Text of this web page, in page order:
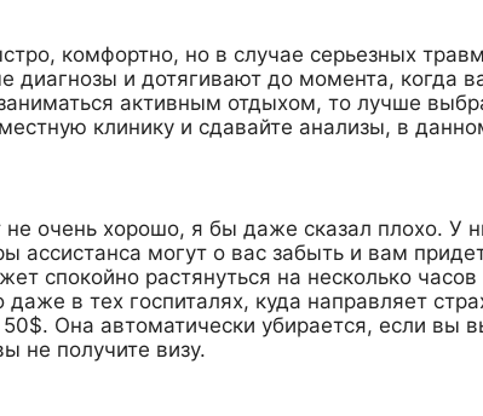
комфортно, но в случае серьезных
диагнозы и дотягивают до момента, когда
активным отдыхом, то лучше
клинику и сдавайте анализы, в
очень хорошо, я бы даже сказал плохо. У
могут о вас забыть и вам
спокойно растянуться на несколько
в тех госпиталях, куда направляет
Она автоматически убирается, если вы
не получите визу.